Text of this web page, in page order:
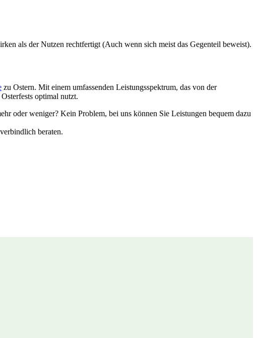
als der Nutzen rechtfertigt (Auch wenn sich meist das Gegenteil beweist).
zu Ostern. Mit einem umfassenden Leistungsspektrum, das von der
optimal nutzt.
oder weniger? Kein Problem, bei uns können Sie Leistungen bequem dazu
beraten.